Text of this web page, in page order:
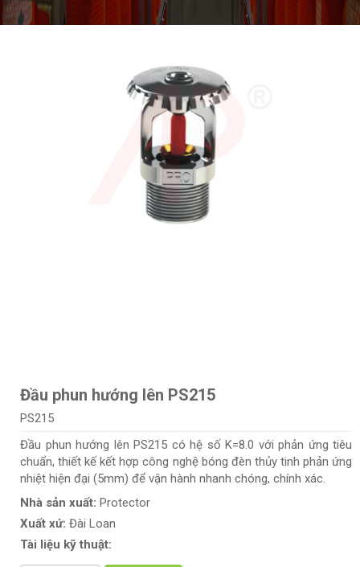
Đầu phun hướng lên PS215
PS215
Đầu phun hướng lên PS215 có hệ số K=8.0 với phản ứng tiêu
chuẩn, thiết kế kết hợp công nghệ bóng đèn thủy tinh phản ứng
nhiệt hiện đại (5mm) để vận hành nhanh chóng, chính xác.
Nhà sản xuất: Protector
Xuất xứ: Đài Loan
Tài liệu kỹ thuật: